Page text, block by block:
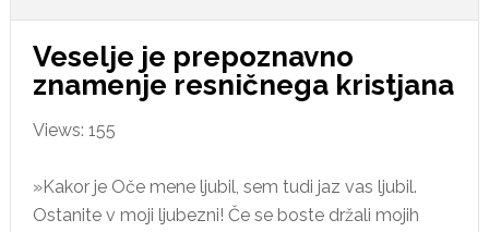
Veselje je prepoznavno
znamenje resničnega kristjana
Views: 155
»Kakor je Oče mene ljubil, sem tudi jaz vas ljubil.
Ostanite v moji ljubezni! Če se boste držali mojih